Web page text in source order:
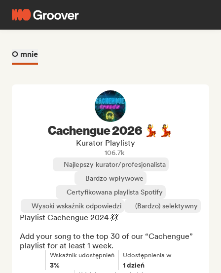
O mnie
Cachengue 2026 💃💃
Kurator Playlisty
106.7k
Najlepszy kurator/profesjonalista
Bardzo wpływowe
Certyfikowana playlista Spotify
Wysoki wskaźnik odpowiedzi
(Bardzo) selektywny
Playlist Cachengue 2024 💃💃
Add your song to the top 30 of our “Cachengue”
playlist for at least 1 week.
Wskaźnik udostępnień
3%
Udostępnienia w
1 dzień